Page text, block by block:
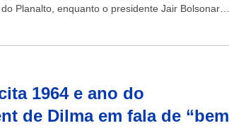
Planalto, enquanto o presidente Jair Bolsonaro
1964 e ano do
de Dilma em fala de “bem